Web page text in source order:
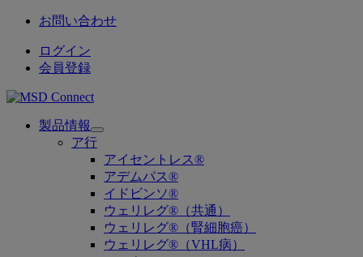
お問い合わせ
ログイン
会員登録
製品情報
Open
submenu
ア行
アイセントレス®
アデムパス®
イドビンソ®
ウェリレグ®（共通）
ウェリレグ®（腎細胞癌）
ウェリレグ®（VHL病）